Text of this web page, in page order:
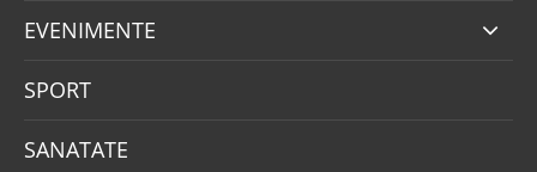
EVENIMENTE
SPORT
SANATATE